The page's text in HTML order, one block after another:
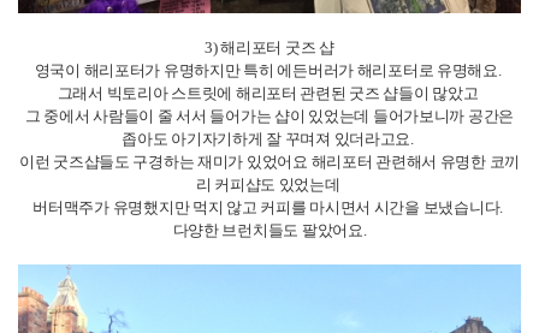
저는 개인적으로 런던의 크리스마스 마켓보다 에든버러에서 갔던 크리스마